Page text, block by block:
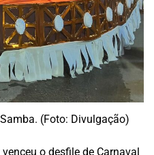
(Foto: Divulgação)
o desfile de Carnaval